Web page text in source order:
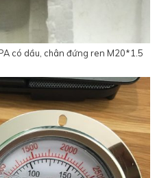
có dầu, chân đứng ren M20*1.5